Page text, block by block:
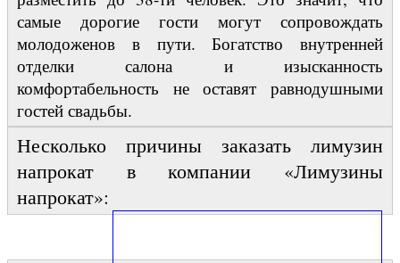
самые дорогие гости могут сопровождать
молодоженов в пути. Богатство внутренней
отделки салона и изысканность
комфортабельность не оставят равнодушными
гостей свадьбы.
Несколько причины заказать лимузин
напрокат в компании «Лимузины
напрокат»: